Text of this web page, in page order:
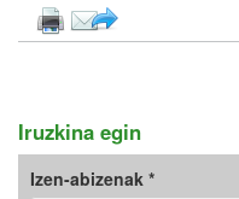
Iruzkina egin
Izen-abizenak *